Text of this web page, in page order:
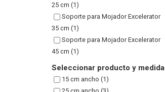
25 cm (1)
Soporte para Mojador Excelerator
35 cm (1)
Soporte para Mojador Excelerator
45 cm (1)
Seleccionar producto y medida
15 cm ancho (1)